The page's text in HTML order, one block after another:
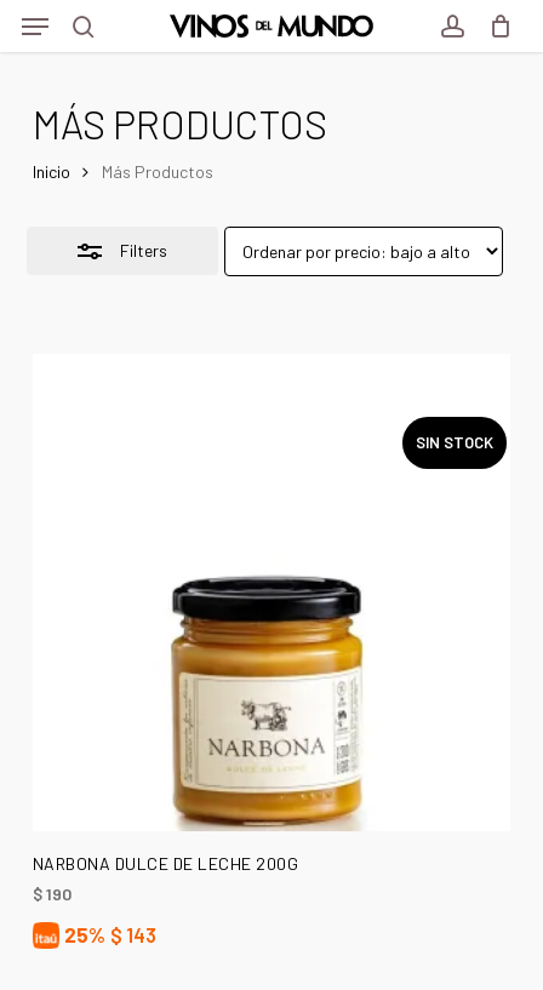
Skip
to
content
search account
Menu
MÁS PRODUCTOS
Inicio Más Productos
Filters
Close
SIN STOCK
LEER MÁS
NARBONA DULCE DE LECHE 200G
$190
25% $ 143
Menu